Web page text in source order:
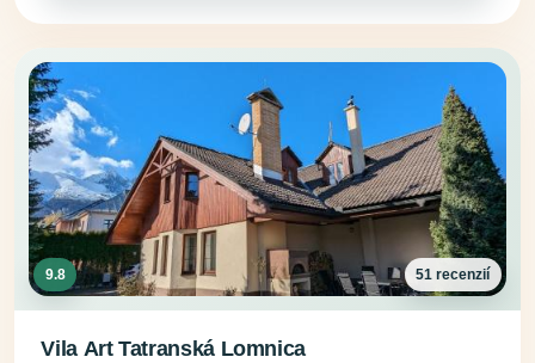
9.8 51 recenzií
Vila Art Tatranská Lomnica